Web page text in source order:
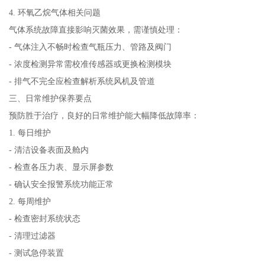
4. 环氧乙烷气体相关问题
气体系统故障直接影响灭菌效果，需谨慎处理：
- 气体注入不畅时检查气瓶压力、管路及阀门
- 浓度检测异常需校准传感器或更换检测模块
- 排气不完全应检查解析系统风机及管道
三、日常维护保养要点
预防胜于治疗，良好的日常维护能大幅降低故障率：
1. 每日维护
- 清洁设备表面及舱内
- 检查各压力表、显示屏参数
- 确认安全报警系统功能正常
2. 每周维护
- 检查密封系统状态
- 清理过滤器
- 测试急停装置